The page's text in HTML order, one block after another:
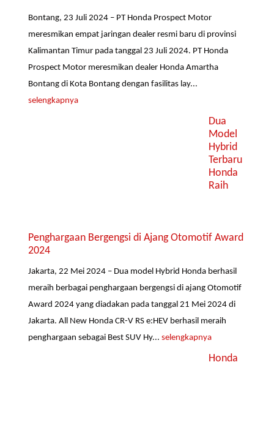
Bontang, 23 Juli 2024 – PT Honda Prospect Motor
meresmikan empat jaringan dealer resmi baru di provinsi
Kalimantan Timur pada tanggal 23 Juli 2024. PT Honda
Prospect Motor meresmikan dealer Honda Amartha
Bontang di Kota Bontang dengan fasilitas lay...
selengkapnya
Dua
Model
Hybrid
Terbaru
Honda
Raih
Penghargaan Bergengsi di Ajang Otomotif Award
2024
Jakarta, 22 Mei 2024 – Dua model Hybrid Honda berhasil
meraih berbagai penghargaan bergengsi di ajang Otomotif
Award 2024 yang diadakan pada tanggal 21 Mei 2024 di
Jakarta. All New Honda CR-V RS e:HEV berhasil meraih
penghargaan sebagai Best SUV Hy...selengkapnya
Honda